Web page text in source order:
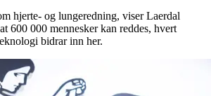
hjerte- og lungeredning, viser Laerdal
600 000 mennesker kan reddes, hvert
bidrar inn her.